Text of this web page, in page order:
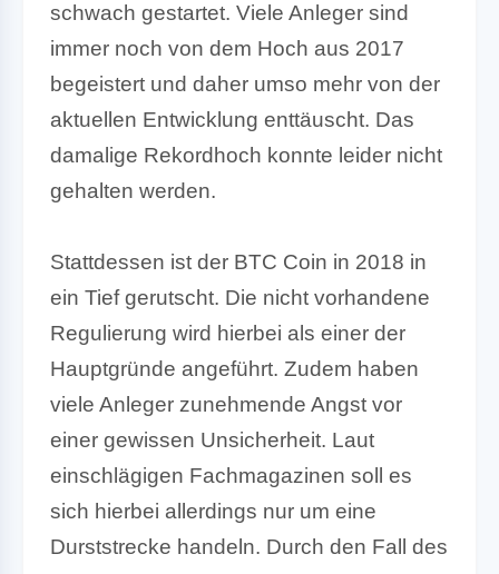
schwach gestartet. Viele Anleger sind
immer noch von dem Hoch aus 2017
begeistert und daher umso mehr von der
aktuellen Entwicklung enttäuscht. Das
damalige Rekordhoch konnte leider nicht
gehalten werden.
Stattdessen ist der BTC Coin in 2018 in
ein Tief gerutscht. Die nicht vorhandene
Regulierung wird hierbei als einer der
Hauptgründe angeführt. Zudem haben
viele Anleger zunehmende Angst vor
einer gewissen Unsicherheit. Laut
einschlägigen Fachmagazinen soll es
sich hierbei allerdings nur um eine
Durststrecke handeln. Durch den Fall des